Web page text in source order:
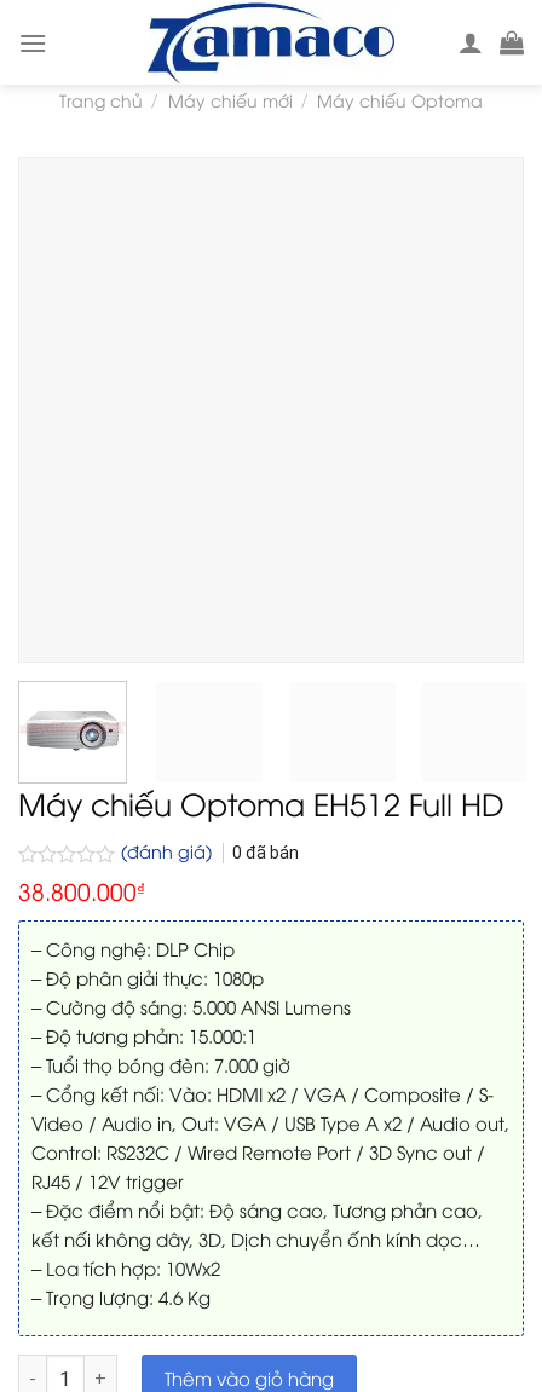
Trang chủ / Máy chiếu mới / Máy chiếu Optoma
Máy chiếu Optoma EH512 Full HD
Được
xếp
hạng
0
5
sao
(đánh giá) 0 đã bán
38.800.000₫
– Công nghệ: DLP Chip
– Độ phân giải thực: 1080p
– Cường độ sáng: 5.000 ANSI Lumens
– Độ tương phản: 15.000:1
– Tuổi thọ bóng đèn: 7.000 giờ
– Cổng kết nối: Vào: HDMI x2 / VGA / Composite / S-
Video / Audio in, Out: VGA / USB Type A x2 / Audio out,
Control: RS232C / Wired Remote Port / 3D Sync out /
RJ45 / 12V trigger
– Đặc điểm nổi bật: Độ sáng cao, Tương phản cao,
kết nối không dây, 3D, Dịch chuyển ốnh kính dọc…
– Loa tích hợp: 10Wx2
– Trọng lượng: 4.6 Kg
Máy chiếu Optoma EH512 Full HD số lượng
Thêm vào giỏ hàng